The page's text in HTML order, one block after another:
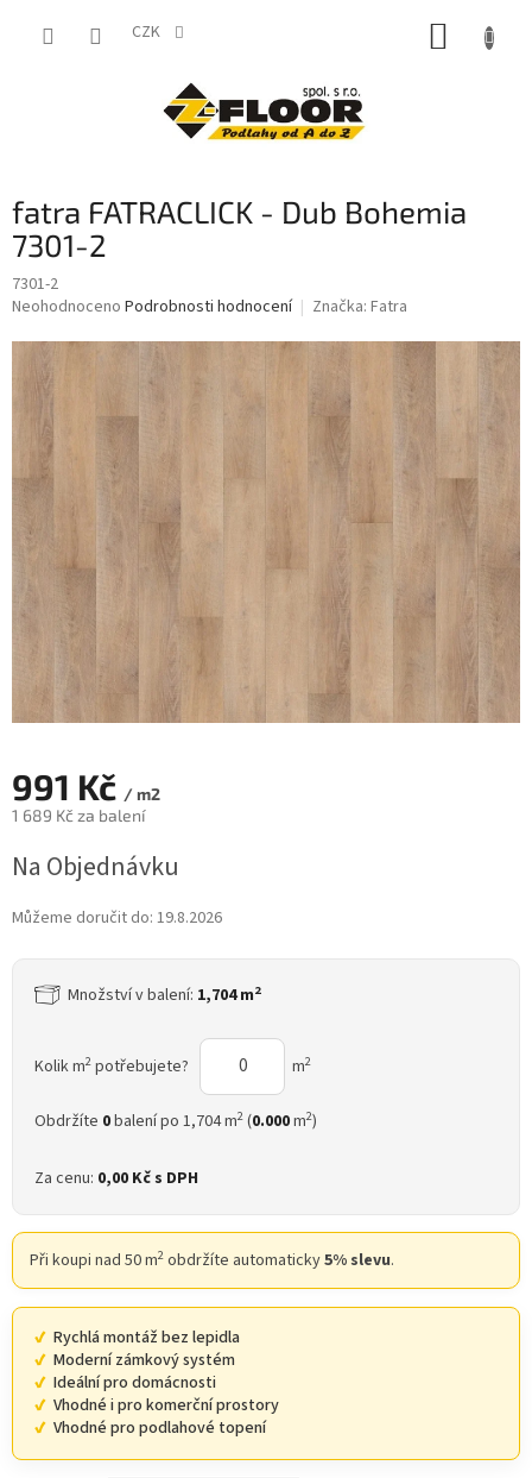
CZK
fatra FATRACLICK - Dub Bohemia
7301-2
7301-2
Průměrné
produktu
hvězdiček.
Neohodnoceno Podrobnosti hodnocení Značka: Fatra
991 Kč / m2
1 689 Kč za balení
cena:
Na Objednávku
Můžeme doručit do: 19.8.2026
Množství v balení: 1,704 m2
Kolik m2 potřebujete? m2
Obdržíte 0balení po 1,704 m2 (0.000m2)
Za cenu: 0,00 Kčs DPH
Při koupi nad 50 m2 obdržíte automaticky5% slevu.
Rychlá montáž bez lepidla
Moderní zámkový systém
Ideální pro domácnosti
Vhodné i pro komerční prostory
Vhodné pro podlahové topení